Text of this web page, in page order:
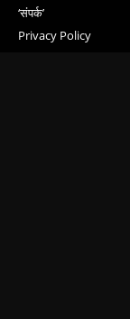
‘संपर्क’
Privacy Policy